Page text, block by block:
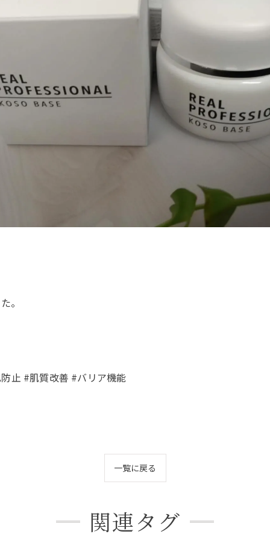
。
止 #肌質改善 #バリア機能
一覧に戻る
関連タグ